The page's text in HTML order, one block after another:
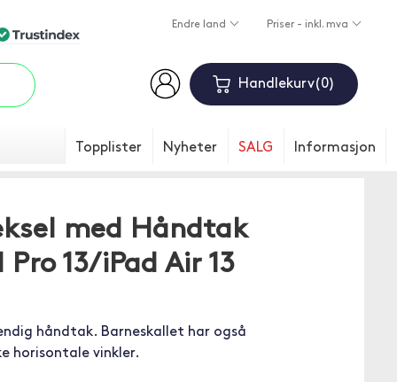
Endre land Priser - inkl. mva
Handlekurv 0
Topplister Nyheter SALG Informasjon
med Håndtak
13/iPad Air 13
håndtak. Barneskallet har også
horisontale vinkler.